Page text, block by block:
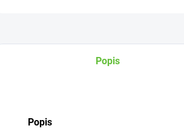
Popis
Popis